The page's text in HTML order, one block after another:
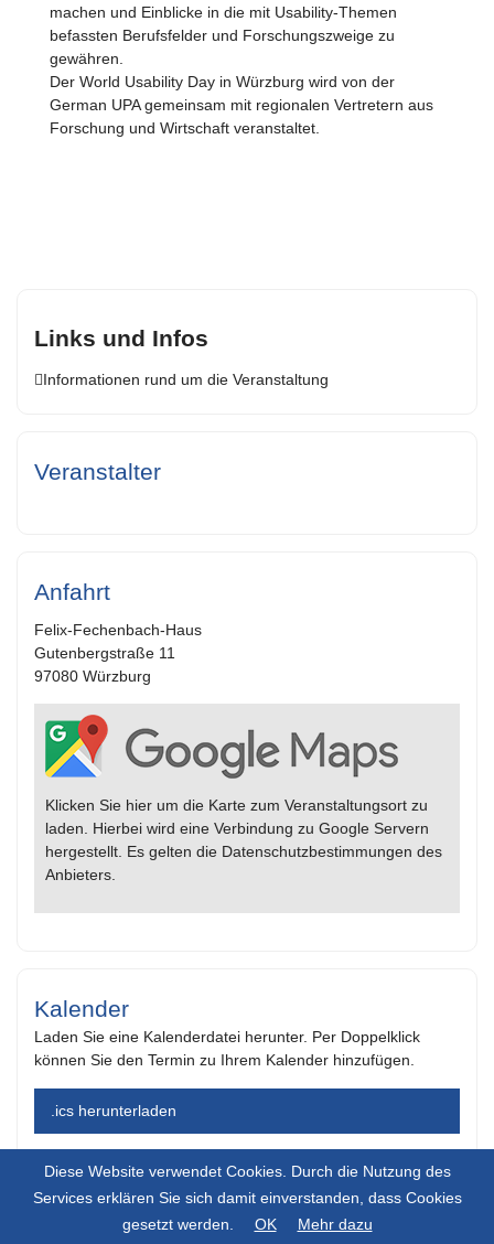
machen und Einblicke in die mit Usability-Themen
befassten Berufsfelder und Forschungszweige zu
gewähren.
Der World Usability Day in Würzburg wird von der
German UPA gemeinsam mit regionalen Vertretern aus
Forschung und Wirtschaft veranstaltet.
Links und Infos
Informationen rund um die Veranstaltung
Veranstalter
Anfahrt
Felix-Fechenbach-Haus
Gutenbergstraße 11
97080 Würzburg
Klicken Sie hier um die Karte zum Veranstaltungsort zu
laden. Hierbei wird eine Verbindung zu Google Servern
hergestellt. Es gelten die Datenschutzbestimmungen des
Anbieters.
Kalender
Laden Sie eine Kalenderdatei herunter. Per Doppelklick
können Sie den Termin zu Ihrem Kalender hinzufügen.
.ics herunterladen
Diese Website verwendet Cookies. Durch die Nutzung des
Services erklären Sie sich damit einverstanden, dass Cookies
gesetzt werden.
OK Mehr dazu